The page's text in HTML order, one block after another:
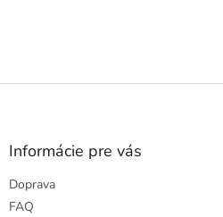
Z
Informácie pre vás
Doprava
FAQ